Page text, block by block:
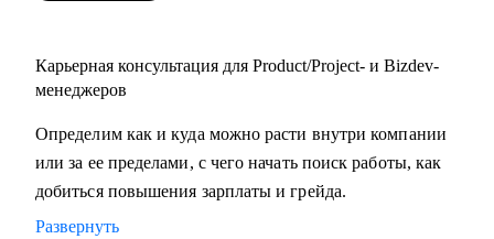
manager-a.
• Продактам от junior до lead расскажу, как улучшать
продуктом.
Кому могу помочь:
• Тем, кто хочет войти в IT и начать строить карьеру с нуля,
Карьерная консультация для Product/Project- и Bizdev-
менеджеров
Определим как и куда можно расти внутри компании
или за ее пределами, с чего начать поиск работы, как
добиться повышения зарплаты и грейда.
Развернуть